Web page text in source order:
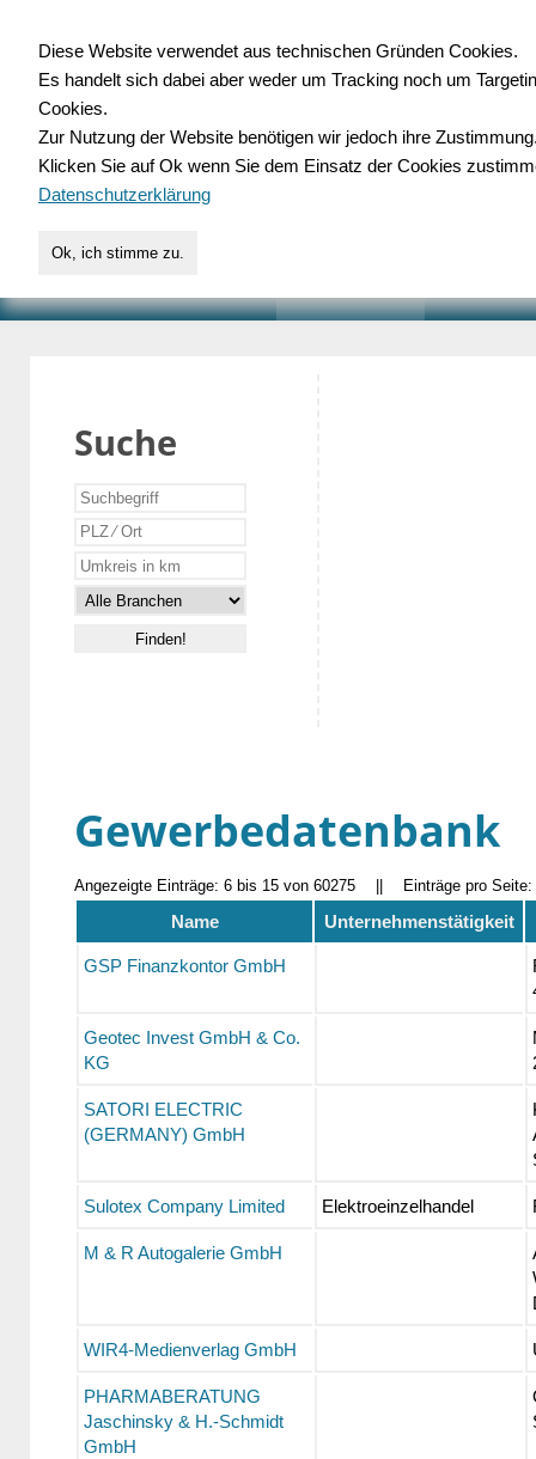
für Handwerk,
Suche
Gewerbedatenbank
Angezeigte Einträge: 6 bis 15 von 60275 Einträge pro Seite:
Name Unternehmenstätigkeit
GSP Finanzkontor GmbH
Geotec Invest GmbH & Co.
KG
SATORI ELECTRIC
(GERMANY) GmbH
Sulotex Company Limited Elektroeinzelhandel
M & R Autogalerie GmbH
WIR4-Medienverlag GmbH
PHARMABERATUNG
Jaschinsky & H.-Schmidt
GmbH
Diese Website verwendet aus technischen Gründen Cookies.
Es handelt sich dabei aber weder um Tracking noch um
Cookies.
Zur Nutzung der Website benötigen wir jedoch ihre
Klicken Sie auf Ok wenn Sie dem Einsatz der Cookies
Datenschutzerklärung
Ok, ich stimme zu.